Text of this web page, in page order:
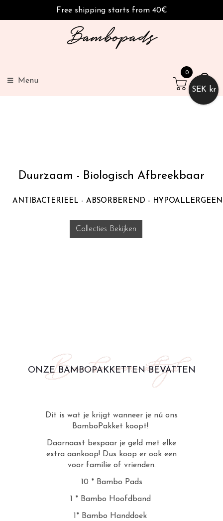
The goal Is to eliminate single-
Menu
0
Duurzaam - Biologisch Afbreekbaar
ANTIBACTERIEEL - ABSORBEREND - HYPOALLERGEEN
Collecties Bekijken
ONZE BAMBOPAKKETTEN BEVATTEN
Bambo voor altijd
Dit is wat je krijgt wanneer je nú ons
BamboPakket koopt!
Daarnaast bespaar je geld met elke
extra aankoop! Dus koop er ook een
voor familie of vrienden.
10 * Bambo Pads
1 * Bambo Hoofdband
1* Bambo Handdoek
SEK kr